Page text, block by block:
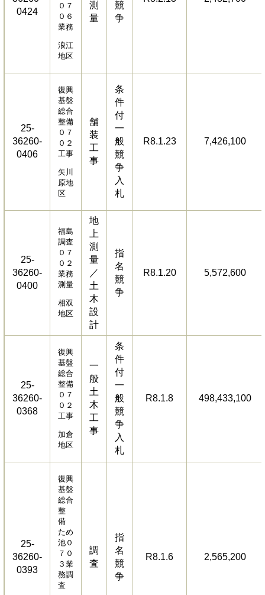
0424
０７
０６
業務
浪江
地区
測
量
競
争
25-
36260-
0406
復興
基盤
総合
整備
０７
０２
工事
矢川
原地
区
舗
装
工
事
条
件
付
一
般
競
争
入
札
R8.1.23 7,426,100
25-
36260-
0400
福島
調査
０７
０２
業務
測量
相双
地区
地
上
測
量
／
土
木
設
計
指
名
競
争
R8.1.20 5,572,600
25-
36260-
0368
復興
基盤
総合
整備
０７
０２
工事
加倉
地区
一
般
土
木
工
事
条
件
付
一
般
競
争
入
札
R8.1.8 498,433,100
25-
36260-
0393
復興
基盤
総合
整
備
ため
池０
７０
３業
務調
査
調
査
指
名
競
争
R8.1.6 2,565,200